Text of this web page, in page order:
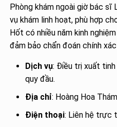
Phòng khám ngoài giờ bác sĩ
vụ khám linh hoạt, phù hợp
Hốt có nhiều năm kinh
đảm bảo chẩn đoán chính
Dịch vụ: Điều trị xuất
quy đầu.
Địa chỉ: Hoàng Hoa
Điện thoại: Liên hệ trực